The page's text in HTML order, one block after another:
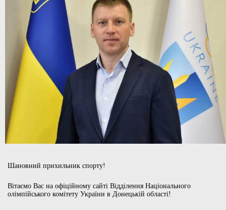
Шановний прихильник спорту!
Вітаємо Вас на офіційному сайті Відділення Національного
олімпійського комітету України в Донецькій області!